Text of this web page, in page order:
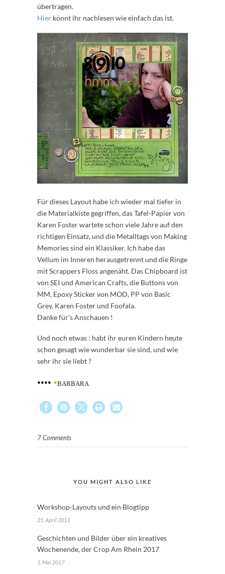
übertragen.
Hier könnt ihr nachlesen wie einfach das ist.
Für dieses Layout habe ich wieder mal tiefer in
die Materialkiste gegriffen, das Tafel-Papier von
Karen Foster wartete schon viele Jahre auf den
richtigen Einsatz, und die Metalltags von Making
Memories sind ein Klassiker. Ich habe das
Vellum im Inneren herausgetrennt und die Ringe
mit Scrappers Floss angenäht. Das Chipboard ist
von SEI und American Crafts, die Buttons von
MM, Epoxy Sticker von MOD, PP von Basic
Grey, Karen Foster und Foofala.
Danke für's Anschauen !
Und noch etwas : habt ihr euren Kindern heute
schon gesagt wie wunderbar sie sind, und wie
sehr ihr sie liebt ?
•••• •BARBARA
7 Comments
YOU MIGHT ALSO LIKE
Workshop-Layouts und ein Blogtipp
21. April 2013
Geschichten und Bilder über ein kreatives
Wochenende, der Crop Am Rhein 2017
1. Mai 2017